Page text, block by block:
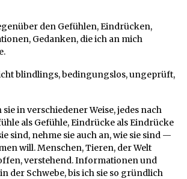
den Gefühlen, Eindrücken,
Gedanken, die ich an mich
blindlings, bedingungslos, ungeprüft,
in verschiedener Weise, jedes nach
als Gefühle, Eindrücke als Eindrücke
sind, nehme sie auch an, wie sie sind —
will. Menschen, Tieren, der Welt
verstehend. Informationen und
der Schwebe, bis ich sie so gründlich